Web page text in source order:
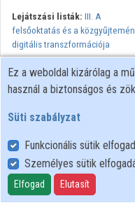
Lejátszási listák: III. A
felsőoktatás és a
digitális transzformációja
Felhasználói szabályzat
Adatkezelési tájékoztató
Süti szabályzat
Ez a weboldal kizárólag a
használ a biztonságos és
Süti szabályzat
Funkcionális sütik
Személyes sütik
Elfogad Elutasít